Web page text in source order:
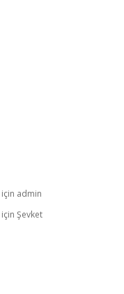
için admin
için Şevket